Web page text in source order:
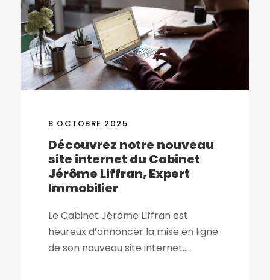
8 OCTOBRE 2025
Découvrez notre nouveau
site internet du Cabinet
Jérôme Liffran, Expert
Immobilier
Le Cabinet Jérôme Liffran est
heureux d’annoncer la mise en ligne
de son nouveau site internet....